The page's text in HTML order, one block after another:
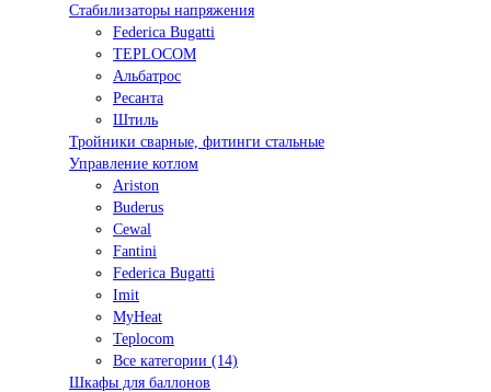
Стабилизаторы напряжения
Federica Bugatti
TEPLOCOM
Альбатрос
Ресанта
Штиль
Тройники сварные, фитинги стальные
Управление котлом
Ariston
Buderus
Cewal
Fantini
Federica Bugatti
Imit
MyHeat
Teplocom
Все категории (14)
Шкафы для баллонов